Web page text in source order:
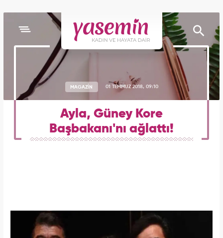
MAGAZİN 01 TEMMUZ 2018, 09:10
Ayla, Güney Kore
Başbakanı'nı ağlattı!